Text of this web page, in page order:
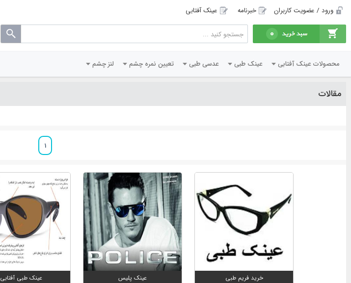
ورود / عضویت کاربران خبرنامه عینک آفتابی
0
محصولات عینک آفتابی عینک طبی عدسی طبی تعیین نمره چشم لنز چشم
مقالات
1
خرید فریم طبی عینک پلیس عینک طبی آفتابی